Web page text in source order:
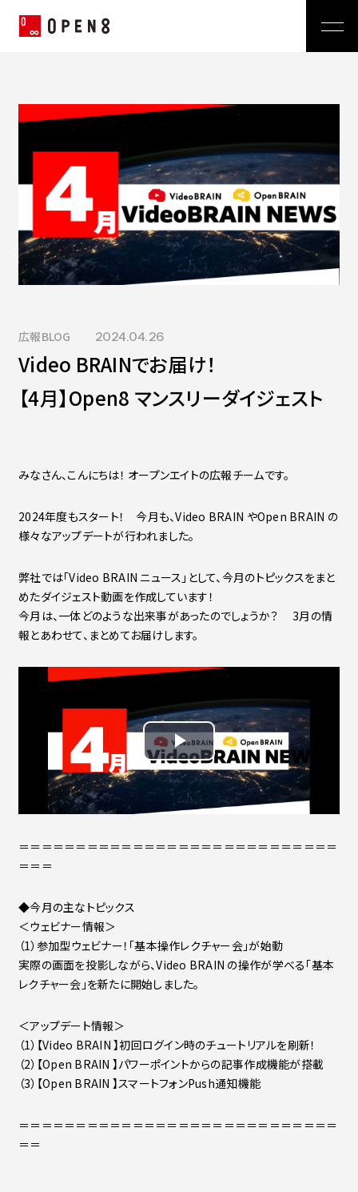
経営メンバー
会社概要
プレスリリース
おしらせ
TECH BLOG
Service
Video BRAIN
Open BRAIN
Insight BRAIN
Technology
Recruit
価値観
会社紹介資料
社員インタビュー
福利厚生
Sustainability
Contact
広報BLOG 2024.04.26
Video BRAINでお届け！
【4月】Open8 マンスリーダイジェスト
みなさん、こんにちは！ オープンエイトの広報チームです。
2024年度もスタート！ 今月も、Video BRAIN やOpen BRAIN の
様々なアップデートが行われました。
弊社では「Video BRAIN ニュース」として、今月のトピックスをまと
めたダイジェスト動画を作成しています！
今月は、一体どのような出来事があったのでしょうか？ 3月の情
報とあわせて、まとめてお届けします。
＝＝＝＝＝＝＝＝＝＝＝＝＝＝＝＝＝＝＝＝＝＝＝＝＝＝＝＝
＝＝＝
◆今月の主なトピックス
＜ウェビナー情報＞
（1）参加型ウェビナー！「基本操作レクチャー会」が始動
実際の画面を投影しながら、Video BRAIN の操作が学べる「基本
レクチャー会」を新たに開始しました。
＜アップデート情報＞
（1）【Video BRAIN 】初回ログイン時のチュートリアルを刷新！
（2）【Open BRAIN 】パワーポイントからの記事作成機能が搭載
（3）【Open BRAIN 】スマートフォンPush通知機能
＝＝＝＝＝＝＝＝＝＝＝＝＝＝＝＝＝＝＝＝＝＝＝＝＝＝＝＝
＝＝